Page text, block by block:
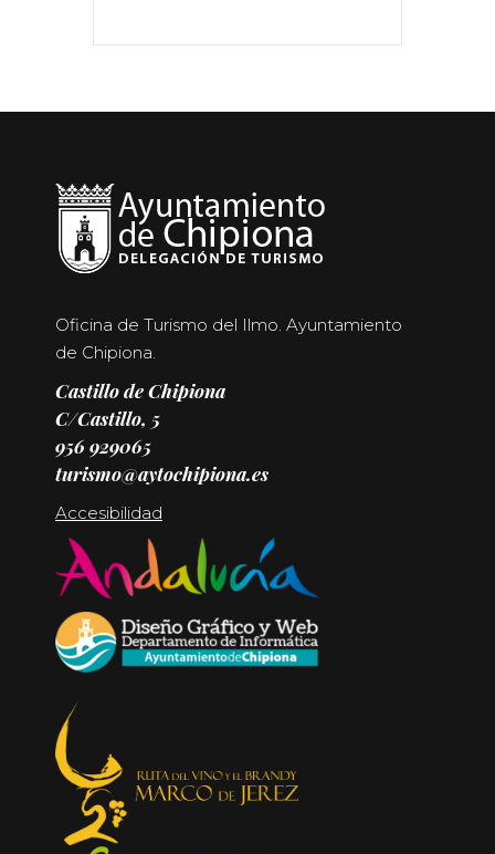
Oficina de Turismo del Ilmo. Ayuntamiento
de Chipiona.
Castillo de Chipiona
C/Castillo, 5
956 929065
turismo@aytochipiona.es
Accesibilidad